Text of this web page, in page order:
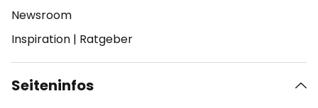
Newsroom
Inspiration | Ratgeber
Seiteninfos